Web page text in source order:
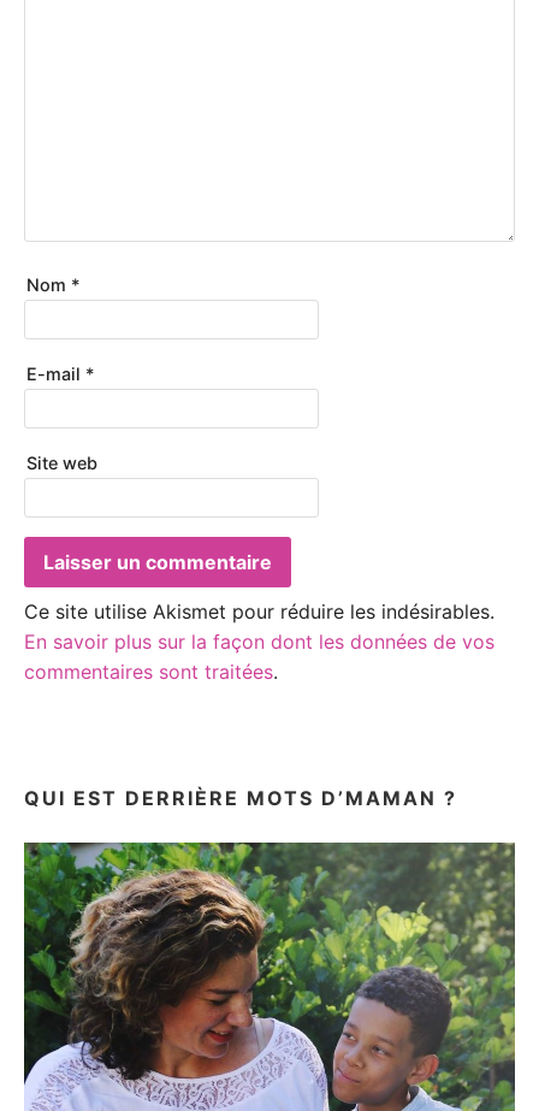
Nom *
E-mail *
Site web
Ce site utilise Akismet pour réduire les indésirables.
En savoir plus sur la façon dont les données de vos
commentaires sont traitées.
QUI EST DERRIÈRE MOTS D’MAMAN ?